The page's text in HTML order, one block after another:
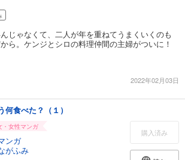
じゃなくて、二人が年を重ねてうまくいくのも
ら。ケンジとシロの料理仲間の主婦がついに！
2022年02月03日
何食べた？（１）
・女性マンガ
ンガ
がふみ
購入済み